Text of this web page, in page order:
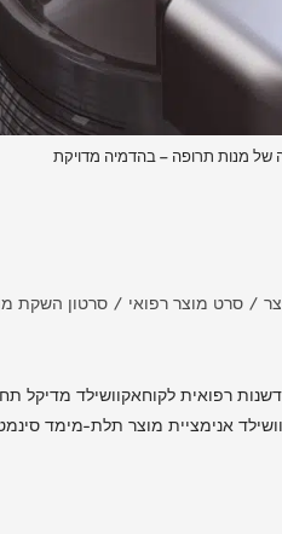
של מנות תרופה – בהדמיה מדויקת
/ סרט מוצר רפואי / סרטון השקת
רפואית לקוחאקוושילד מדיקל